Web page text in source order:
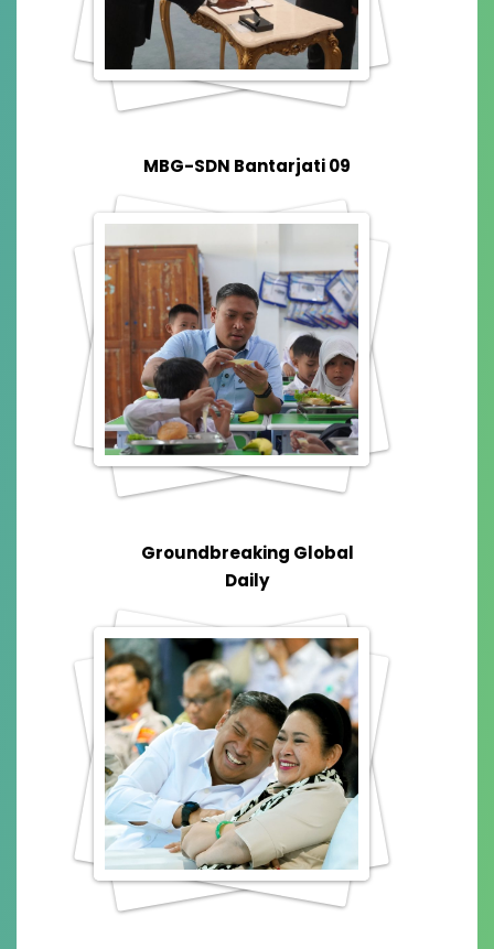
MBG-SDN Bantarjati 09
Groundbreaking Global
Daily